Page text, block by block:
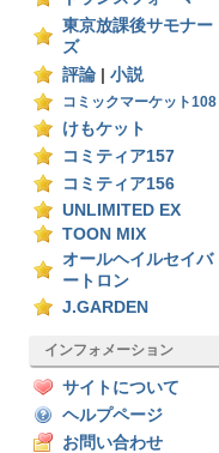
東京放課後サモナー
ズ
評論
小説
コミックマーケット108
けもケット
コミティア157
コミティア156
UNLIMITED EX
TOON MIX
オールヘイルセイバ
ートロン
J.GARDEN
インフォメーション
サイトについて
ヘルプページ
お問い合わせ